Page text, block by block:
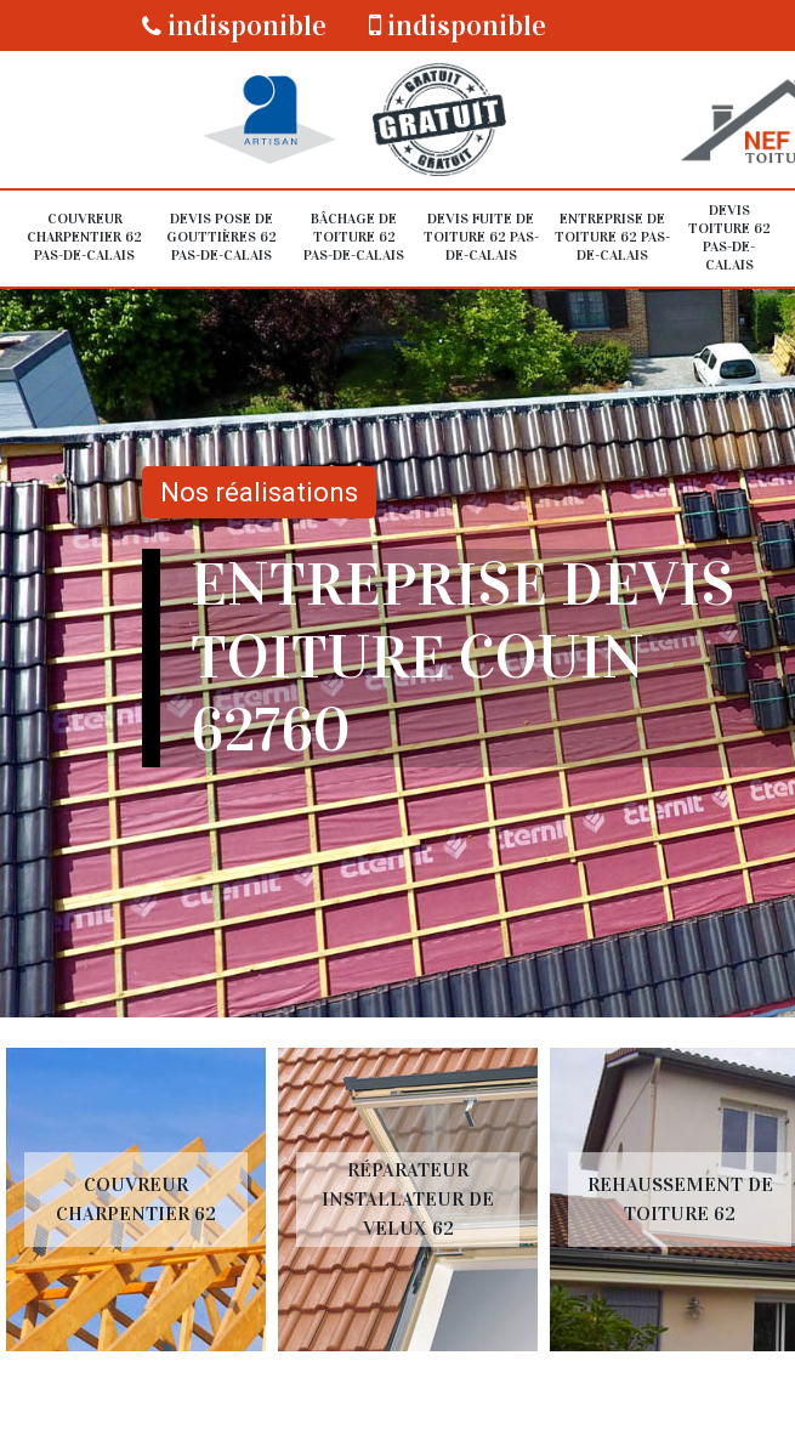
indisponible indisponible
COUVREUR
CHARPENTIER 62
PAS-DE-CALAIS
DEVIS POSE DE
GOUTTIÈRES 62
PAS-DE-CALAIS
BÂCHAGE DE
TOITURE 62
PAS-DE-CALAIS
DEVIS FUITE DE
TOITURE 62 PAS-
DE-CALAIS
ENTREPRISE DE
TOITURE 62 PAS-
DE-CALAIS
DEVIS
TOITURE 62
PAS-DE-
CALAIS
Nos réalisations
ENTREPRISE DEVIS
TOITURE COUIN
62760
COUVREUR
CHARPENTIER 62
RÉPARATEUR
INSTALLATEUR DE
VELUX 62
REHAUSSEMENT DE
TOITURE 62